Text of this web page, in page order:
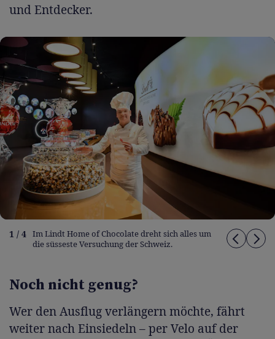
und Entdecker.
1 / 4 Im Lindt Home of Chocolate dreht sich alles um
die süsseste Versuchung der Schweiz.
Noch nicht genug?
Wer den Ausflug verlängern möchte, fährt
weiter nach Einsiedeln – per Velo auf der